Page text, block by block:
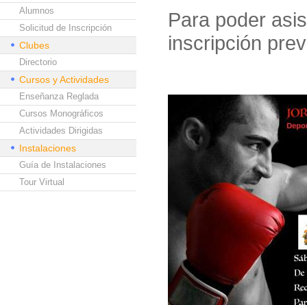
Alumnos
Solicitud de Inscripción
Clubes
Directorio
Cursos y Actividades
Enseñanza Reglada
Cursos Monográficos
Actividades Dirigidas
Instalaciones
Guía de Instalaciones
Tour Virtual
Para poder
inscripción